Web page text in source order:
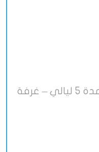
- الإقامة لمدة 5 ليالي – غرفة